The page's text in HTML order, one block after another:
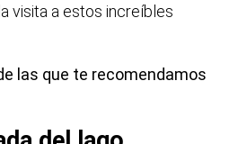
visita a estos increíbles
las que te recomendamos